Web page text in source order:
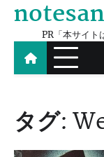
Skip
contentPR「本サイト
タグ: